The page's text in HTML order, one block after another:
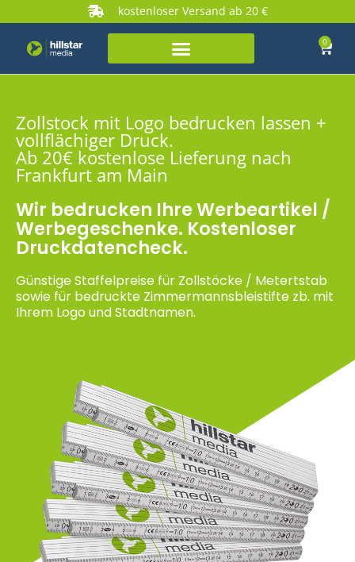
kostenloser Versand ab 20 €
0
Zollstock mit Logo bedrucken lassen +
vollflächiger Druck.
Ab 20€ kostenlose Lieferung nach
Frankfurt am Main
Wir bedrucken Ihre Werbeartikel /
Werbegeschenke. Kostenloser
Druckdatencheck.
Günstige Staffelpreise für Zollstöcke / Metertstab
sowie für bedruckte Zimmermannsbleistifte zb. mit
Ihrem Logo und Stadtnamen.